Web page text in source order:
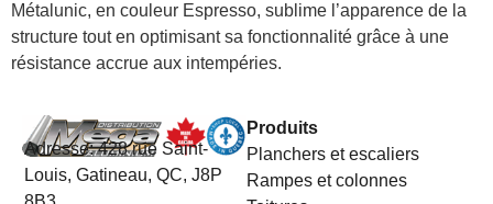
Métalunic, en couleur Espresso, sublime l’apparence de la
structure tout en optimisant sa fonctionnalité grâce à une
résistance accrue aux intempéries.
Adresse:428 rue Saint-
Louis, Gatineau, QC, J8P
Produits
Planchers et escaliers
Rampes et colonnes